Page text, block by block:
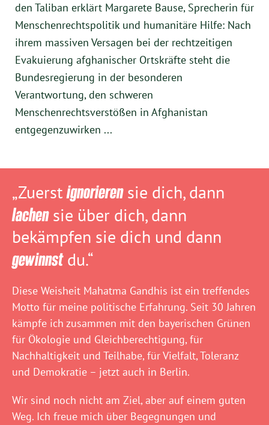
den Taliban erklärt Margarete Bause, Sprecherin für
Menschenrechtspolitik und humanitäre Hilfe: Nach
ihrem massiven Versagen bei der rechtzeitigen
Evakuierung afghanischer Ortskräfte steht die
Bundesregierung in der besonderen
Verantwortung, den schweren
Menschenrechtsverstößen in Afghanistan
entgegenzuwirken ...
„Zuerstignorierensie dich, dann
lachensie über dich, dann
bekämpfen sie dich und dann
gewinnstdu.“
Diese Weisheit Mahatma Gandhis ist ein treffendes
Motto für meine politische Erfahrung. Seit 30 Jahren
kämpfe ich zusammen mit den bayerischen Grünen
für Ökologie und Gleichberechtigung, für
Nachhaltigkeit und Teilhabe, für Vielfalt, Toleranz
und Demokratie – jetzt auch in Berlin.
Wir sind noch nicht am Ziel, aber auf einem guten
Weg. Ich freue mich über Begegnungen und